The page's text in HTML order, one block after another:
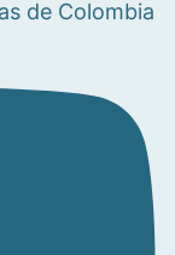
de Colombia